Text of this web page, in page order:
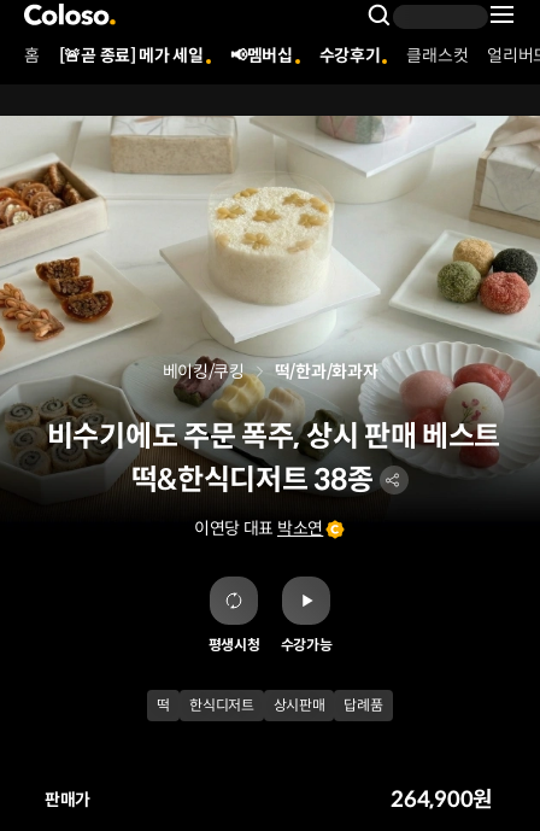
콜로소
Search
Coloso Menu
홈 [🚨곧 종료] 메가 세일 📢멤버십 수강후기 클래스컷 얼리버
비수기에도 주문 폭주, 상시 판매 베스트
떡&한식디저트 38종
이연당 대표 박소연
베이킹/쿠킹 떡/한과/화과자
평생시청 수강가능
떡 한식디저트 상시판매 답례품
판매가 264,900원